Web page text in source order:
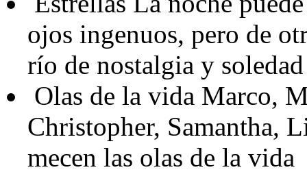
ojos ingenuos, pero de
río de nostalgia y soledad
Olas de la vida Marco,
Christopher, Samantha,
mecen las olas de la vida